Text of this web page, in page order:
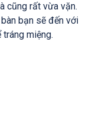
cũng rất vừa vặn.
bạn sẽ đến với
miệng.